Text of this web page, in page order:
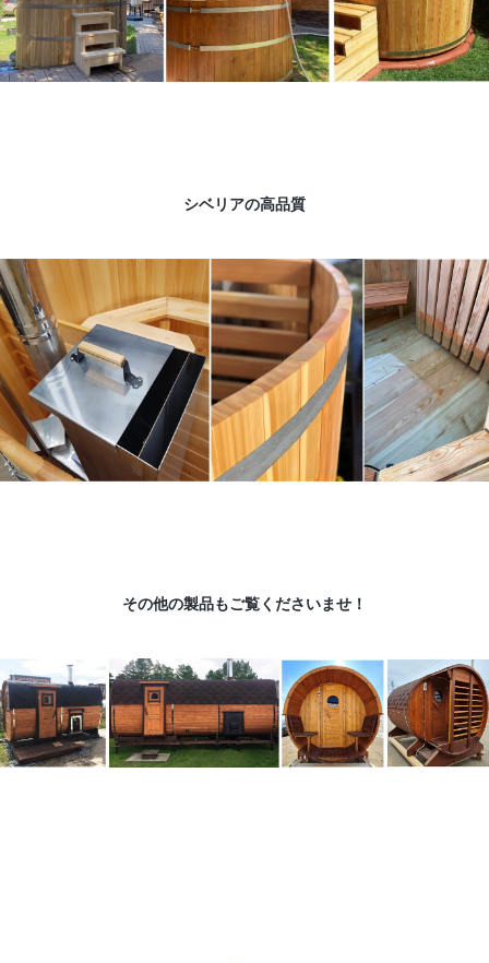
シベリアの高品質
その他の製品もご覧くださいませ！